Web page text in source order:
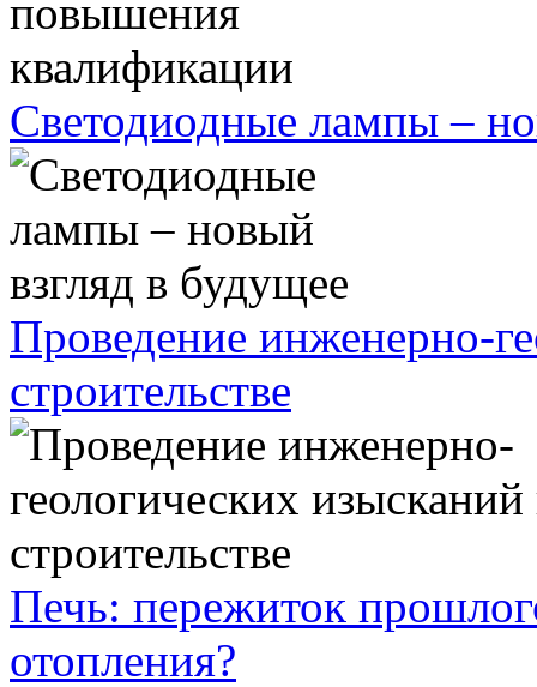
Светодиодные лампы –
Проведение инженерно-
строительстве
Печь: пережиток
отопления?